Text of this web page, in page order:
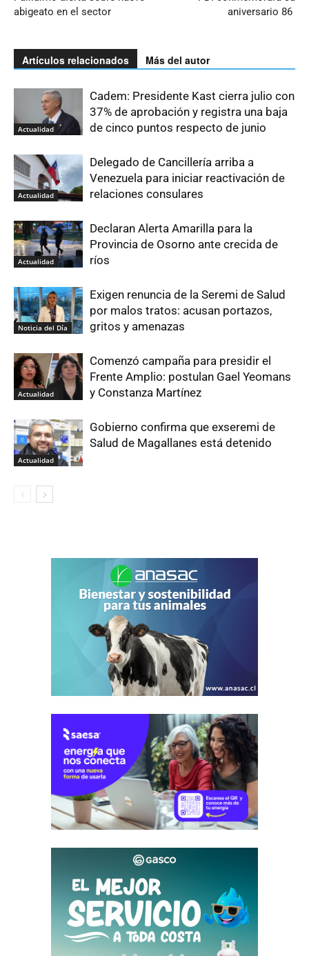
abigeato en el sector
aniversario 86
Artículos relacionados Más del autor
Actualidad
Cadem: Presidente Kast cierra julio con
37% de aprobación y registra una baja
de cinco puntos respecto de junio
Actualidad
Delegado de Cancillería arriba a
Venezuela para iniciar reactivación de
relaciones consulares
Actualidad
Declaran Alerta Amarilla para la
Provincia de Osorno ante crecida de
ríos
Noticia del Día
Exigen renuncia de la Seremi de Salud
por malos tratos: acusan portazos,
gritos y amenazas
Actualidad
Comenzó campaña para presidir el
Frente Amplio: postulan Gael Yeomans
y Constanza Martínez
Actualidad
Gobierno confirma que exseremi de
Salud de Magallanes está detenido